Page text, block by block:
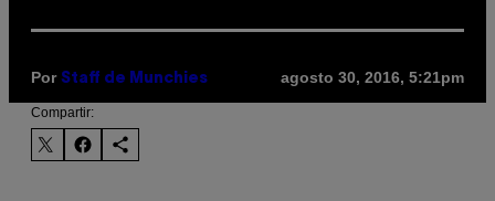
Por Staff de Munchies agosto 30, 2016, 5:21pm
Compartir: